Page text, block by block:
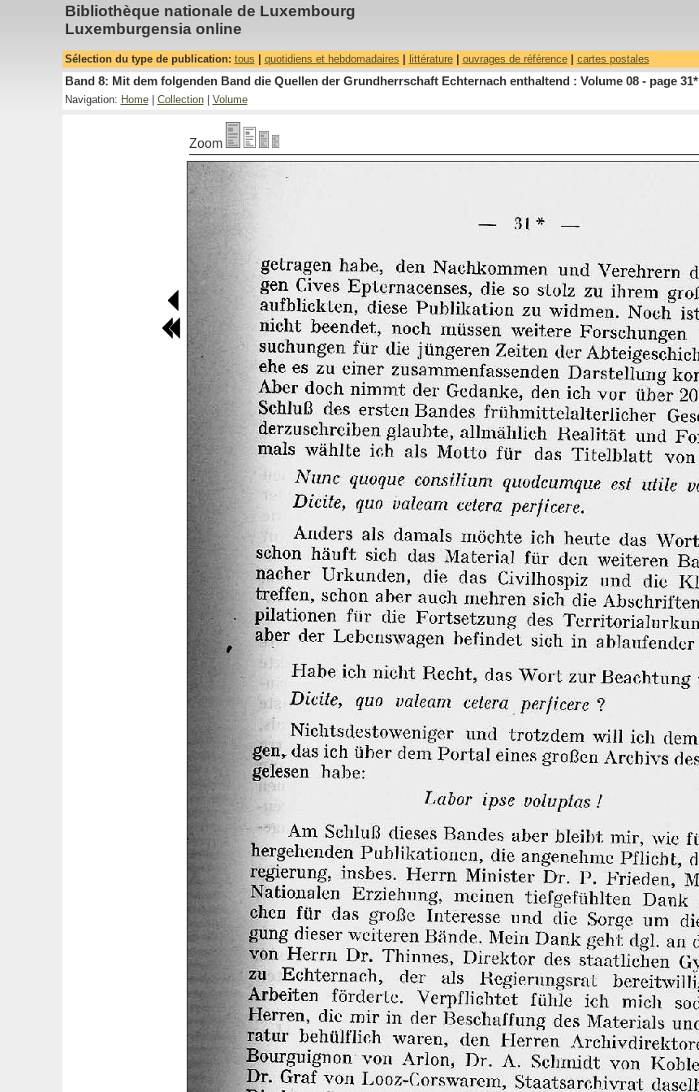
Bibliothèque nationale de Luxembourg
Luxemburgensia online
Sélection du type de publication: tous quotidiens et hebdomadaires littérature| ouvrages de référence| cartes postales
Band 8: Mit dem folgenden Band die Quellen der Grundherrschaft Echternach enthaltend : Volume 08 - page 31*
Navigation: Home| Collection| Volume
Zoom